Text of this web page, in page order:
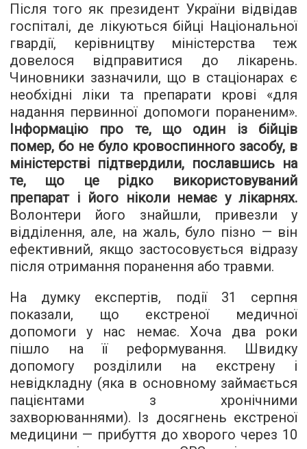
Після того як президент України відвідав
госпіталі, де лікуються бійці Національної
гвардії, керівництву міністерства теж
довелося відправитися до лікарень.
Чиновники зазначили, що в стаціонарах є
необхідні ліки та препарати крові «для
надання первинної допомоги пораненим».
Інформацію про те, що один із бійців
помер, бо не було кровоспинного засобу, в
міністерстві підтвердили, пославшись на
те, що це рідко використовуваний
препарат і його ніколи немає у лікарнях.
Волонтери його знайшли, привезли у
відділення, але, на жаль, було пізно — він
ефективний, якщо застосовується відразу
після отримання поранення або травми.
На думку експертів, події 31 серпня
показали, що екстреної медичної
допомоги у нас немає. Хоча два роки
пішло на її реформування. Швидку
допомогу розділили на екстрену і
невідкладну (яка в основному займається
пацієнтами з хронічними
захворюваннями). Із досягнень екстреної
медицини — прибуття до хворого через 10